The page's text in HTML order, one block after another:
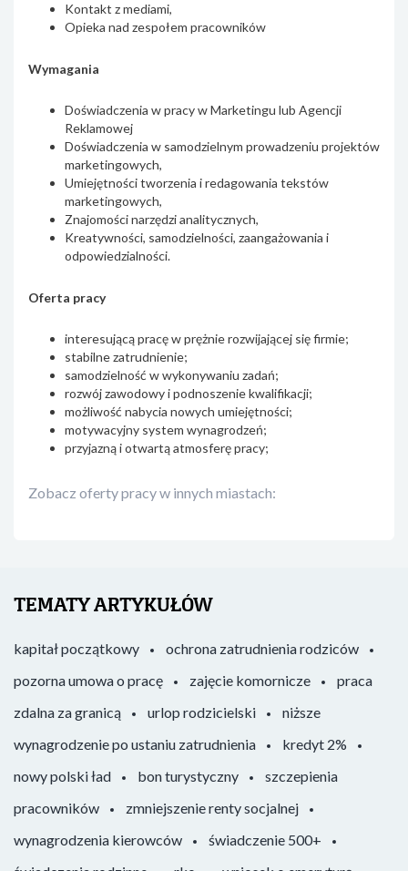
Kontakt z mediami,
Opieka nad zespołem pracowników
Wymagania
Doświadczenia w pracy w Marketingu lub Agencji
Reklamowej
Doświadczenia w samodzielnym prowadzeniu projektów
marketingowych,
Umiejętności tworzenia i redagowania tekstów
marketingowych,
Znajomości narzędzi analitycznych,
Kreatywności, samodzielności, zaangażowania i
odpowiedzialności.
Oferta pracy
interesującą pracę w prężnie rozwijającej się firmie;
stabilne zatrudnienie;
samodzielność w wykonywaniu zadań;
rozwój zawodowy i podnoszenie kwalifikacji;
możliwość nabycia nowych umiejętności;
motywacyjny system wynagrodzeń;
przyjazną i otwartą atmosferę pracy;
Zobacz oferty pracy w innych miastach:
TEMATY ARTYKUŁÓW
kapitał początkowy
ochrona zatrudnienia rodziców
pozorna umowa o pracę
zajęcie komornicze
praca
zdalna za granicą
urlop rodzicielski
niższe
wynagrodzenie po ustaniu zatrudnienia
kredyt 2%
nowy polski ład
bon turystyczny
szczepienia
pracowników
zmniejszenie renty socjalnej
wynagrodzenia kierowców
świadczenie 500+